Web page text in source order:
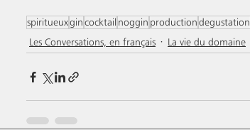
spiritueuxgincocktail noggin productiondegustation
Les Conversations, en français
La vie du domaine